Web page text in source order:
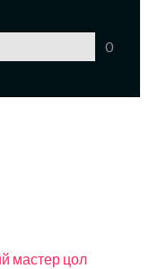
0
мастер цол